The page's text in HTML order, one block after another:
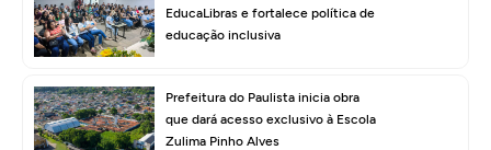
EducaLibras e fortalece política de
educação inclusiva
Prefeitura do Paulista inicia obra
que dará acesso exclusivo à Escola
Zulima Pinho Alves